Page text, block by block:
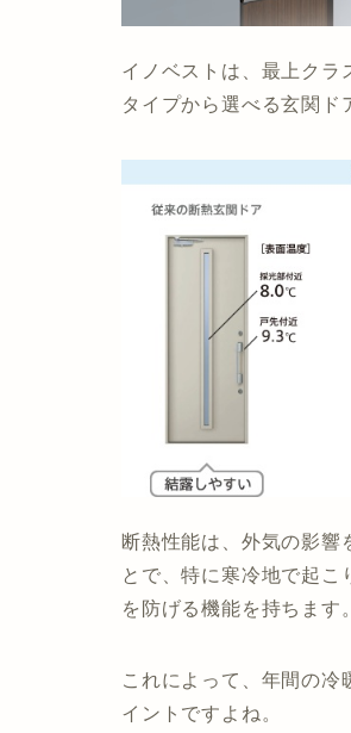
イノベストは、最上ク
タイプから選べる玄関ド
断熱性能は、外気の影響
とで、特に寒冷地で起こ
を防げる機能を持ちます。
これによって、年間の冷
イントですよね。